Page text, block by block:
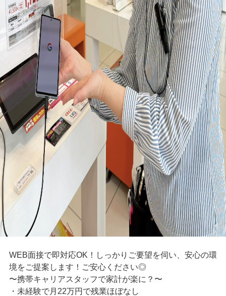
WEB面接で即対応OK！しっかりご要望を伺い、安心の環
境をご提案します！ご安心ください◎
〜携帯キャリアスタッフで家計が楽に？〜
・未経験で月22万円で残業ほぼなし